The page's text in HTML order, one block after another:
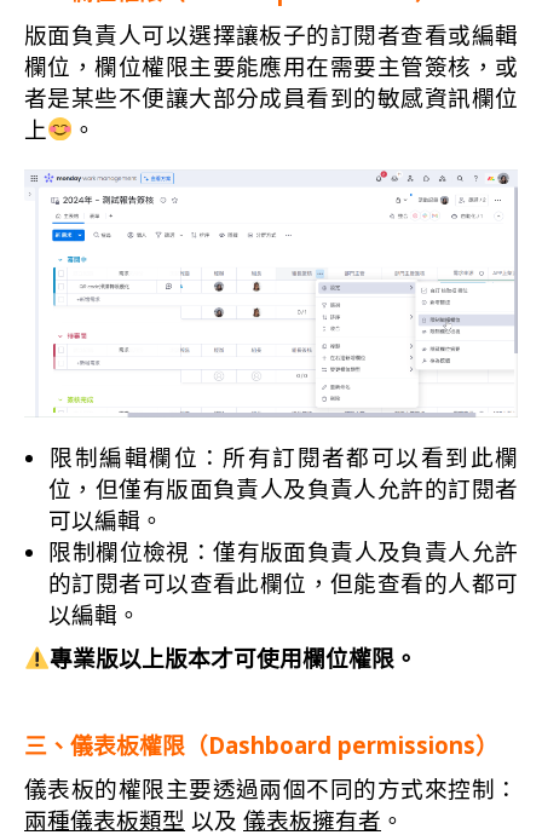
版面負責人可以選擇讓板子的訂閱者查看或編輯
欄位，欄位權限主要能應用在需要主管簽核，或
者是某些不便讓大部分成員看到的敏感資訊欄位
上
。
限制編輯欄位：所有訂閱者都可以看到此欄
位，但僅有版面負責人及負責人允許的訂閱者
可以編輯。
限制欄位檢視：僅有版面負責人及負責人允許
的訂閱者可以查看此欄位，但能查看的人都可
以編輯。
專業版以上版本才可使用欄位權限。
三、儀表板權限（Dashboard permissions）
儀表板的權限主要透過兩個不同的方式來控制：
兩種儀表板類型 以及 儀表板擁有者 。